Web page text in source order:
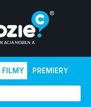
FILMY PREMIERY